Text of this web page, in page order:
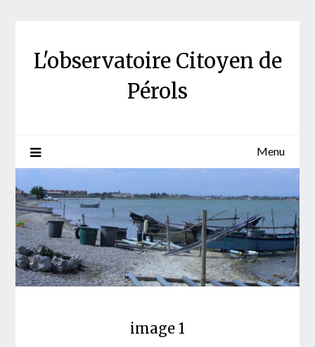
L'observatoire Citoyen de
Pérols
Menu
image 1